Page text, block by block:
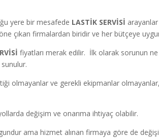
yere bir mesafede LASTİK SERVİSİ
çıkan firmalardan biridir ve her bütçeye
fiyatları merak edilir. İlk olarak sorunun
olmayanlar ve gerekli ekipmanlar olmayanlar,
değişim ve onarıma ihtiyaç olabilir.
ama hizmet alınan firmaya göre de